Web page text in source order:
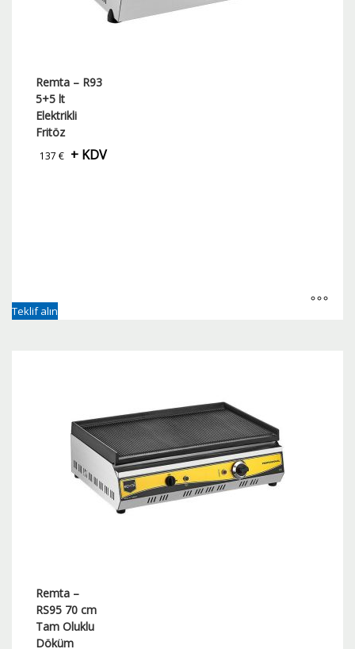
Remta – R93
5+5 lt
Elektrikli
Fritöz
137 € + KDV
Teklif alın
Remta –
RS95 70 cm
Tam Oluklu
Döküm